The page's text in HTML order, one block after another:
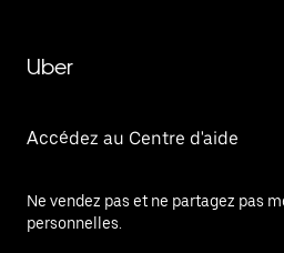
Uber
Accédez au Centre d'aide
Ne vendez pas et ne partagez pas
personnelles.